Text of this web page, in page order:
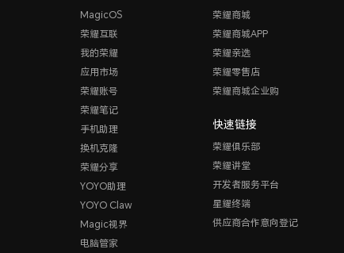
MagicOS
荣耀互联
我的荣耀
应用市场
荣耀账号
荣耀笔记
手机助理
换机克隆
荣耀分享
YOYO助理
YOYO Claw
Magic视界
电脑管家
荣耀商城
荣耀商城APP
荣耀亲选
荣耀零售店
荣耀商城企业购
快速链接
荣耀俱乐部
荣耀讲堂
开发者服务平台
星耀终端
供应商合作意向登记